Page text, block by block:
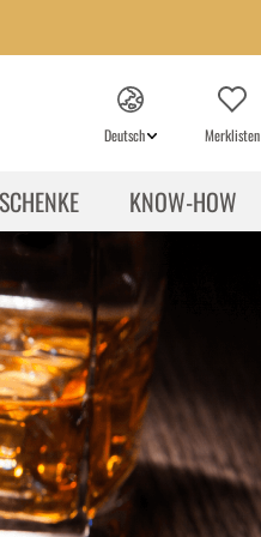
Deutsch Merklisten
KNOW-HOW